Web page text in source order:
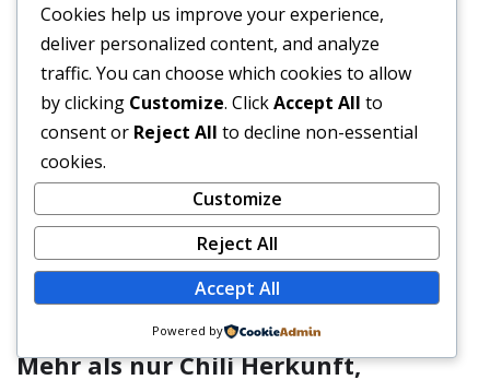
WIRTSCHAFT
Diese Dufte riechen genauso –
Kaufberater 2025-Parfum wie Nivea
Mar 4, 2026
Mehr als nur Chili Herkunft,
Cookies help us improve your experience,
deliver personalized content, and analyze
traffic. You can choose which cookies to allow
by clicking Customize. ClickAccept All to
consent or Reject All to decline non-essential
cookies.
Customize
Reject All
Accept All
Powered by